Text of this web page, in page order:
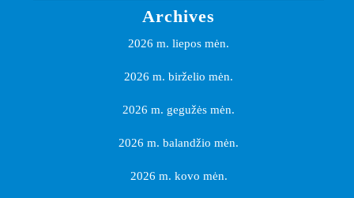
Archives
2026 m. liepos mėn.
2026 m. birželio mėn.
2026 m. gegužės mėn.
2026 m. balandžio mėn.
2026 m. kovo mėn.